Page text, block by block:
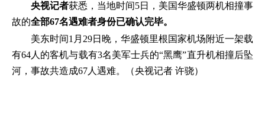
央视记者获悉，当地时间5日，美国华盛顿两机相撞事
故的全部67名遇难者身份已确认完毕。
美东时间1月29日晚，华盛顿里根国家机场附近一架载
有64人的客机与载有3名美军士兵的“黑鹰”直升机相撞后坠
河，事故共造成67人遇难。（央视记者 许骁）